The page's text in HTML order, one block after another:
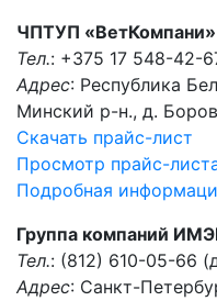
ЧПТУП «ВетКомпани»
Тел.: +375 17 548-42-
Адрес: Республика
Минский р-н., д.
Скачать прайс-лист
Просмотр прайс-
Подробная
Группа компаний
Тел.: (812) 610-05-66
Адрес: Санкт-